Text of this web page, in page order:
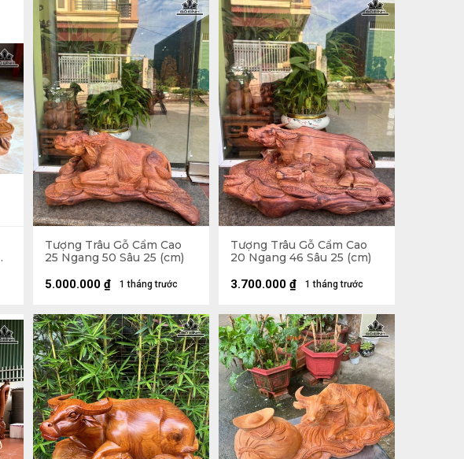
Tượng Trâu Gỗ Cẩm Cao
25 Ngang 50 Sâu 25 (cm)
1 tháng trước
5.000.000 ₫
Tượng Trâu Gỗ Cẩm Cao
20 Ngang 46 Sâu 25 (cm)
1 tháng trước
3.700.000 ₫